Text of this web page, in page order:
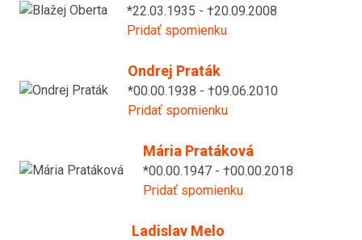
*22.03.1935 - †20.09.2008
Pridať spomienku
Ondrej Praták
*00.00.1938 - †09.06.2010
Pridať spomienku
Mária Pratáková
*00.00.1947 - †00.00.2018
Pridať spomienku
Ladislav Melo